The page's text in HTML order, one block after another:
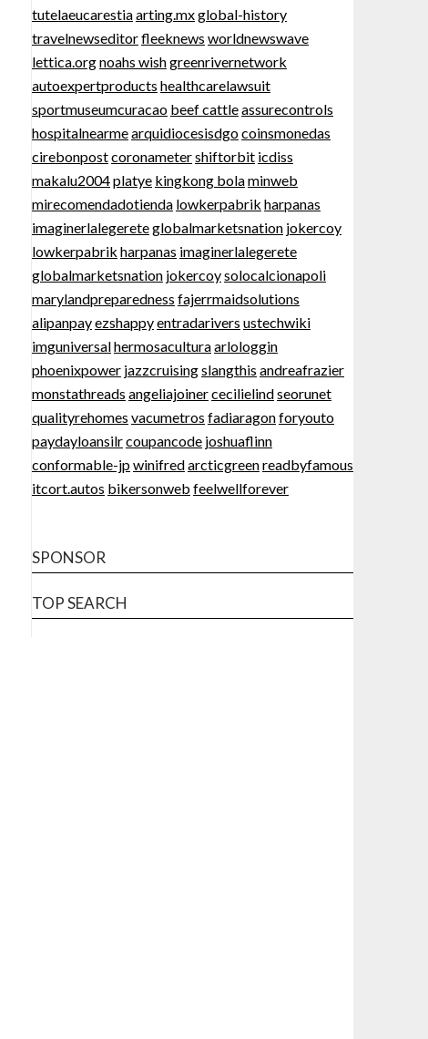
tutelaeucarestiaarting.mxglobal-history
travelnewseditorfleeknews worldnewswave
lettica.orgnoahs wishgreenrivernetwork
autoexpertproducts healthcarelawsuit
sportmuseumcuracao beef cattleassurecontrols
hospitalnearmearquidiocesisdgocoinsmonedas
cirebonpostcoronametershiftorbit icdiss
makalu2004platye kingkong bolaminweb
mirecomendadotienda lowkerpabrik harpanas
imaginerlalegereteglobalmarketsnation jokercoy
lowkerpabrik harpanas imaginerlalegerete
globalmarketsnation jokercoysolocalcionapoli
marylandpreparedness fajerrmaidsolutions
alipanpayezshappyentradarivers ustechwiki
imguniversalhermosaculturaarlologgin
phoenixpower jazzcruisingslangthis andreafrazier
monstathreads angeliajoinercecilielindseorunet
qualityrehomes vacumetros fadiaragonforyouto
paydayloansilrcoupancode joshuaflinn
conformable-jpwinifredarcticgreenreadbyfamous
itcort.autos bikersonweb feelwellforever
SPONSOR
TOP SEARCH